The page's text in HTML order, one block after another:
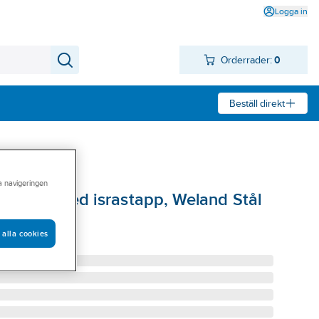
Logga in
Orderrader: 0
Beställ direkt
med israstapp, Weland Stål
( RIS1500 )
navigeringen
alla cookies